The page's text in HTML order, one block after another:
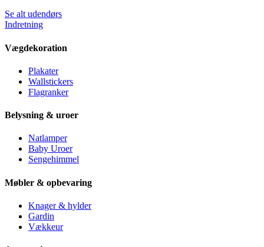
Se alt udendørs
Indretning
Vægdekoration
Plakater
Wallstickers
Flagranker
Belysning & uroer
Natlamper
Baby Uroer
Sengehimmel
Møbler & opbevaring
Knager & hylder
Gardin
Vækkeur